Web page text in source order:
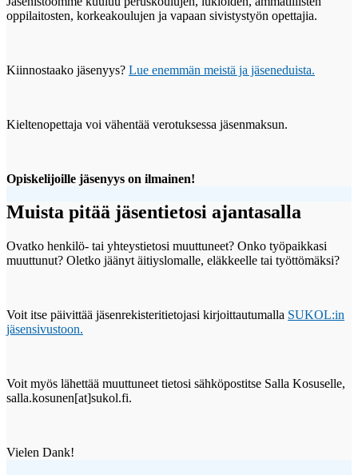
oppilaitosten, korkeakoulujen ja vapaan sivistystyön opettajia.
Kiinnostaako jäsenyys? Lue enemmän meistä ja jäseneduista.
Kieltenopettaja voi vähentää verotuksessa jäsenmaksun.
Opiskelijoille jäsenyys on ilmainen!
Muista pitää jäsentietosi ajantasalla
Ovatko henkilö- tai yhteystietosi muuttuneet? Onko työpaikkasi
muuttunut? Oletko jäänyt äitiyslomalle, eläkkeelle tai työttömäksi?
Voit itse päivittää jäsenrekisteritietojasi kirjoittautumalla SUKOL:in
jäsensivustoon.
Voit myös lähettää muuttuneet tietosi sähköpostitse Salla Kosuselle,
salla.kosunen[at]sukol.fi.
Vielen Dank!